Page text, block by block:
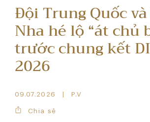
Đội Trung Quốc
Nha hé lộ “át chủ
trước chung kết
2026
09.07.2026 P.V
Chia sẻ